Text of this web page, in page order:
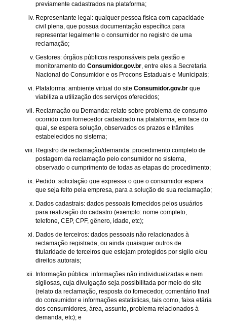
previamente cadastrados na plataforma;
Representante legal: qualquer pessoa física com capacidade
civil plena, que possua documentação específica para
representar legalmente o consumidor no registro de uma
reclamação;
Gestores: órgãos públicos responsáveis pela gestão e
monitoramento do Consumidor.gov.br, entre eles a Secretaria
Nacional do Consumidor e os Procons Estaduais e Municipais;
Plataforma: ambiente virtual do site Consumidor.gov.br que
viabiliza a utilização dos serviços oferecidos;
Reclamação ou Demanda: relato sobre problema de consumo
ocorrido com fornecedor cadastrado na plataforma, em face do
qual, se espera solução, observados os prazos e trâmites
estabelecidos no sistema;
Registro de reclamação/demanda: procedimento completo de
postagem da reclamação pelo consumidor no sistema,
observado o cumprimento de todas as etapas do procedimento;
Pedido: solicitação que expressa o que o consumidor espera
que seja feito pela empresa, para a solução de sua reclamação;
Dados cadastrais: dados pessoais fornecidos pelos usuários
para realização do cadastro (exemplo: nome completo,
telefone, CEP, CPF, gênero, idade, etc);
Dados de terceiros: dados pessoais não relacionados à
reclamação registrada, ou ainda quaisquer outros de
titularidade de terceiros que estejam protegidos por sigilo e/ou
direitos autorais;
Informação pública: informações não individualizadas e nem
sigilosas, cuja divulgação seja possibilitada por meio do site
(relato da reclamação, resposta do fornecedor, comentário final
do consumidor e informações estatísticas, tais como, faixa etária
dos consumidores, área, assunto, problema relacionados à
demanda, etc); e